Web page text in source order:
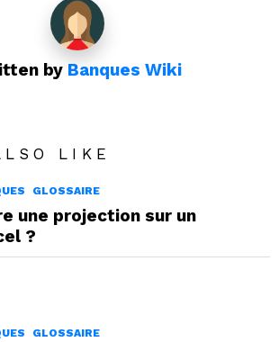
by Banques Wiki
LIKE
GLOSSAIRE
une projection sur un
?
GLOSSAIRE